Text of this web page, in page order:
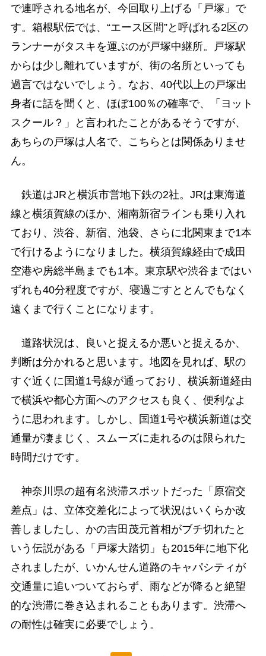
で連呼される地名が、今回取り上げる「戸塚」で
す。箱根駅伝では、“エース区間”と呼ばれる2区の
ランナーがタスキを運ぶのが戸塚中継所。戸塚駅
からは少し離れていますが、街の名所といっても
過言ではないでしょう。なお、40代以上の戸塚出
身者に話を聞くと、ほぼ100％の確率で、「ヨット
スクール？」と言われたことがあるそうですが、
あちらの戸塚は人名で、こちらとは関係ありませ
ん。
鉄道はJRと横浜市営地下鉄の2社。JRは東海道
線と横須賀線のほか、湘南新宿ラインも乗り入れ
ており、渋谷、新宿、池袋、さらに北関東まで1本
で行けるようになりました。横須賀線経由で成田
空港や房総半島までも1本。東京駅や渋谷まではい
ずれも40分程度ですが、寝過ごすととんでもなく
遠くまで行くことになります。
道路状況は、良いと捉えるか悪いと捉えるか、
判断は分かれると思います。地図を見れば、駅の
すぐ近くに国道1号線が通っており、横浜新道経由
で横浜や都心方面へのアクセスも良く、便利なよ
うに思われます。しかし、国道1号や横浜新道は交
通量が凄まじく、スムーズに走れるのは限られた
時間だけです。
神奈川県の超有名渋滞スポットだった「原宿交
差点」は、立体交差化によって状況はいくらか改
善しましたし、かの吉田茂元首相がブチ切れたと
いう伝説がある「戸塚大踏切」も2015年に地下化
されましたが、いかんせん道路のキャパシティが
交通量に追いついておらず、雨などが降ると絶望
的な渋滞に巻き込まれることもあります。渋滞へ
の耐性は確実に必要でしょう。